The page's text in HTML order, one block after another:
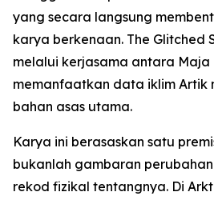
yang secara langsung
karya berkenaan. The Glitched
melalui kerjasama antara Maja
memanfaatkan data iklim Artik
bahan asas utama.
Karya ini berasaskan satu
bukanlah gambaran
rekod fizikal tentangnya. Di